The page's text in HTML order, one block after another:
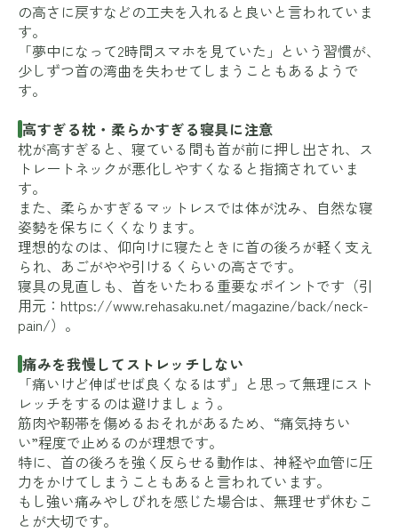
の高さに戻すなどの工夫を入れると良いと言われていま
す。
「夢中になって2時間スマホを見ていた」という習慣が、
少しずつ首の湾曲を失わせてしまうこともあるようで
す。
高すぎる枕・柔らかすぎる寝具に注意
枕が高すぎると、寝ている間も首が前に押し出され、ス
トレートネックが悪化しやすくなると指摘されていま
す。
また、柔らかすぎるマットレスでは体が沈み、自然な寝
姿勢を保ちにくくなります。
理想的なのは、仰向けに寝たときに首の後ろが軽く支え
られ、あごがやや引けるくらいの高さです。
寝具の見直しも、首をいたわる重要なポイントです（引
用元： https://www.rehasaku.net/magazine/back/neck-
pain/）。
痛みを我慢してストレッチしない
「痛いけど伸ばせば良くなるはず」と思って無理にスト
レッチをするのは避けましょう。
筋肉や靭帯を傷めるおそれがあるため、“痛気持ちい
い”程度で止めるのが理想です。
特に、首の後ろを強く反らせる動作は、神経や血管に圧
力をかけてしまうこともあると言われています。
もし強い痛みやしびれを感じた場合は、無理せず休むこ
とが大切です。